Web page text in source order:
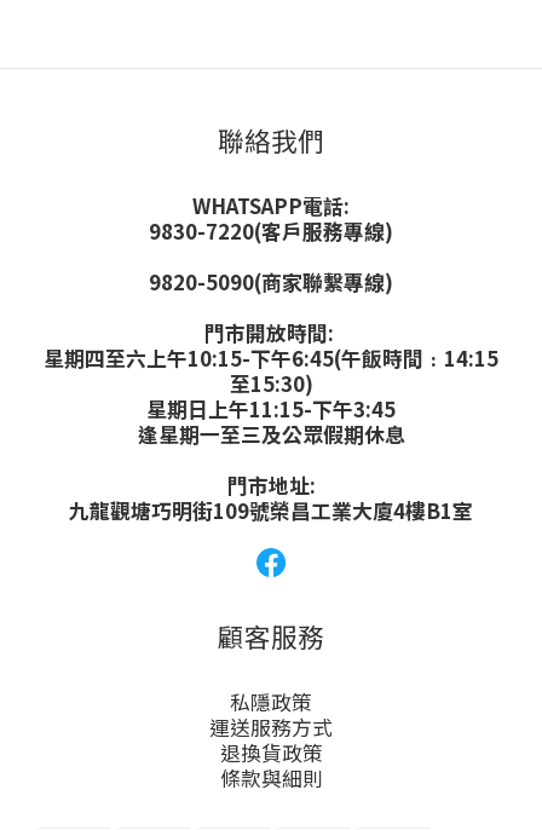
聯絡我們
WHATSAPP電話:
9830-7220(客戶服務專線)
9820-5090(商家聯繫專線)
門市開放時間:
星期四至六上午10:15-下午6:45(午飯時間﹕14:15
至15:30)
星期日上午11:15-下午3:45
逢星期一至三及公眾假期休息
門市地址:
九龍觀塘巧明街109號榮昌工業大廈4樓B1室
顧客服務
私隱政策
運送服務方式
退換貨政策
條款與細則